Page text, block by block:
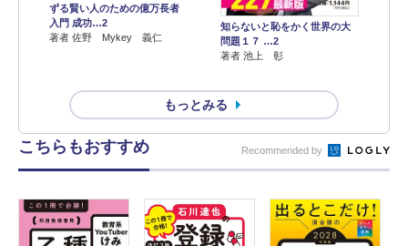
ずる賢い人のための億万長者
入門 成功…2
著者 佐野 Mykey 義仁
知らないと恥をかく世界の大
問題１７ …2
著者 池上 彰
もっとみる
こちらもおすすめ Recommended by